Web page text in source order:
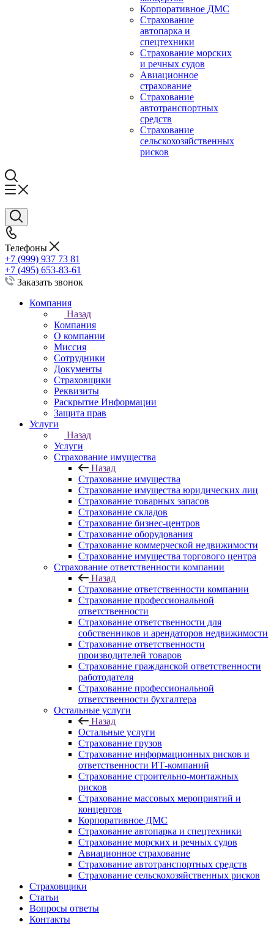
Корпоративное ДМС
Страхование
автопарка и
спецтехники
Страхование морских
и речных судов
Авиационное
страхование
Страхование
автотранспортных
средств
Страхование
сельскохозяйственных
рисков
Телефоны
+7 (999) 937 73 81
+7 (495) 653-83-61
Заказать звонок
Компания
Назад
Компания
О компании
Миссия
Сотрудники
Документы
Страховщики
Реквизиты
Раскрытие Информации
Защита прав
Услуги
Назад
Услуги
Страхование имущества
Назад
Страхование имущества
Страхование имущества юридических лиц
Страхование товарных запасов
Страхование складов
Страхование бизнес-центров
Страхование оборудования
Страхование коммерческой недвижимости
Страхование имущества торгового центра
Страхование ответственности компании
Назад
Страхование ответственности компании
Страхование профессиональной
ответственности
Страхование ответственности для
собственников и арендаторов недвижимости
Страхование ответственности
производителей товаров
Страхование гражданской ответственности
работодателя
Страхование профессиональной
ответственности бухгалтера
Остальные услуги
Назад
Остальные услуги
Страхование грузов
Страхование информационных рисков и
ответственности ИТ-компаний
Страхование строительно-монтажных
рисков
Страхование массовых мероприятий и
концертов
Корпоративное ДМС
Страхование автопарка и спецтехники
Страхование морских и речных судов
Авиационное страхование
Страхование автотранспортных средств
Страхование сельскохозяйственных рисков
Страховщики
Статьи
Вопросы ответы
Контакты